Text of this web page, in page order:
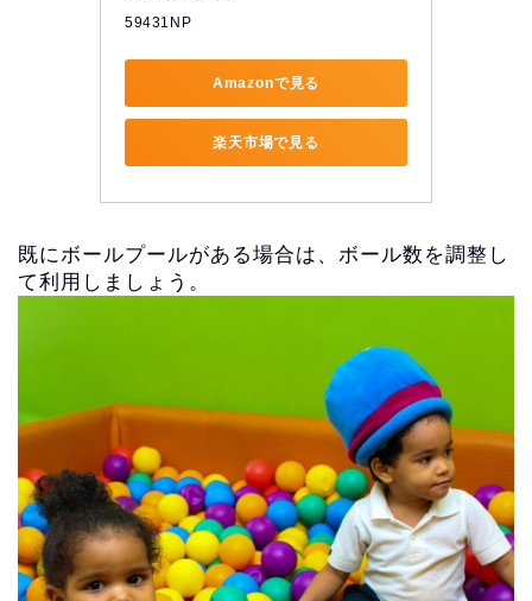
59431NP
Amazonで見る
楽天市場で見る
既にボールプールがある場合は、 ボール数を調整し
て利用しましょう。